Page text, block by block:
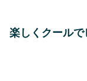
楽しくクールで